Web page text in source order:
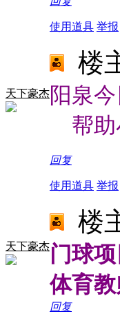
使用道具 举报
天下豪杰
楼
阳泉
帮助
回复
使用道具 举报
天下豪杰
楼
门球
体育
回复